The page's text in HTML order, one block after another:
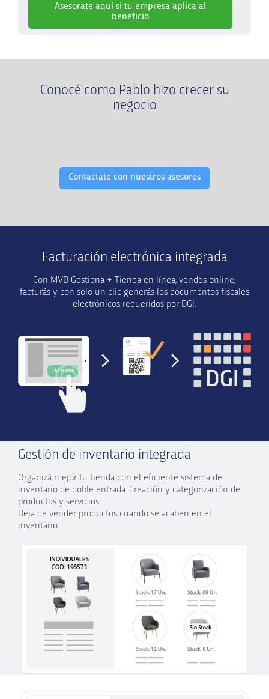
Asesorate aquí si tu empresa aplica al
beneficio
Conocé como Pablo hizo crecer su
negocio
Contactate con nuestros asesores
Facturación electrónica integrada
Con MVD Gestiona + Tienda en línea, vendes online,
facturás y con solo un clic generás los documentos fiscales
electrónicos requeridos por DGI.
Gestión de inventario integrada
Organizá mejor tu tienda con el eficiente sistema de
inventario de doble entrada. Creación y categorización de
productos y servicios.
Deja de vender productos cuando se acaben en el
inventario.